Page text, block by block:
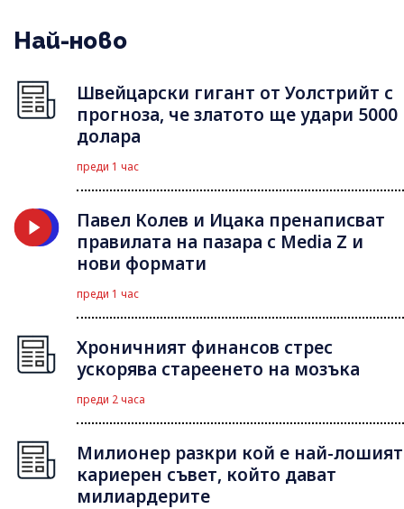
Най-ново
Швейцарски гигант от Уолстрийт с
прогноза, че златото ще удари 5000
долара
преди 1 час
Павел Колев и Ицака пренаписват
правилата на пазара с Media Z и
нови формати
преди 1 час
Хроничният финансов стрес
ускорява стареенето на мозъка
преди 2 часа
Милионер разкри кой е най-лошият
кариерен съвет, който дават
милиардерите